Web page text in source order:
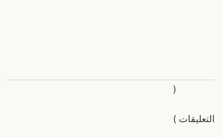
التعليقات
(
)